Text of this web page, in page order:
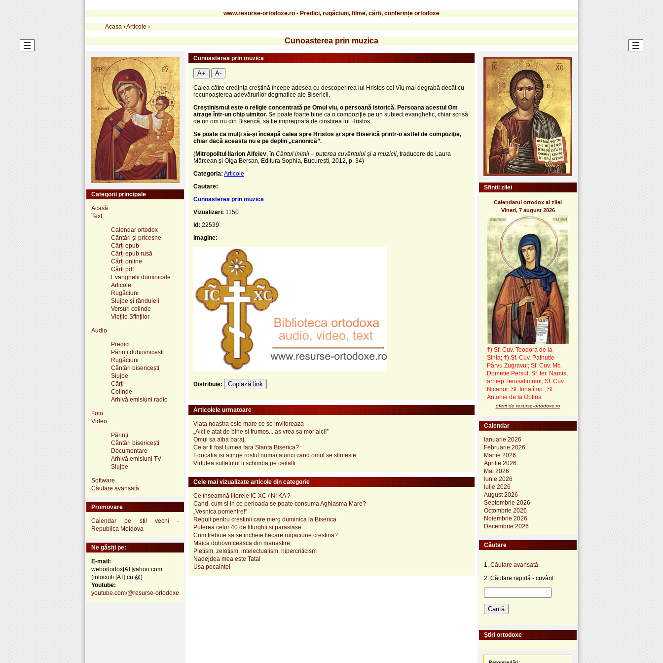
www.resurse-ortodoxe.ro - Predici, rugăciuni, filme, cărți, conferințe ortodoxe
Acasa ›Articole ›
Cunoasterea prin muzica
Cunoasterea prin muzica
A+ A-
Calea către credinţa creştină începe adesea cu descoperirea lui Hristos cel Viu mai degrabă decât cu
recunoaşterea adevărurilor dogmatice ale Bisericii.
Creştinismul este o religie concentrată pe Omul viu, o persoană istorică. Persoana acestui Om
atrage într-un chip uimitor. Se poate foarte bine ca o compoziţie pe un subiect evanghelic, chiar scrisă
de un om nu din Biserică, să fie impregnată de cinstirea lui Hristos.
Se poate ca mulţi să-şi înceapă calea spre Hristos şi spre Biserică printr-o astfel de compoziţie,
chiar dacă aceasta nu e pe deplin „canonică”.
(Mitropolitul Ilarion Alfeiev , în Cântul inimii – puterea cuvântului şi a muzicii , traducere de Laura
Mărcean și Olga Bersan, Editura Sophia, Bucureşti, 2012, p. 34)
Categoria: Articole
Cautare:
Cunoasterea prin muzica
Vizualizari: 1150
Id: 22539
Imagine:
Distribuie: Copiază link
Articolele urmatoare
Viata noastra este mare ce se inviforeaza
„Aici e atat de bine si frumos... as vrea sa mor aici!”
Omul sa aiba baraj
Ce ar fi fost lumea fara Sfanta Biserica?
Educatia isi atinge rostul numai atunci cand omul se sfinteste
Virtutea sufletului ii schimba pe ceilalti
Cele mai vizualizate articole din categorie
Ce înseamnă literele IC XC / NI KA ?
Cand, cum si in ce perioada se poate consuma Aghiasma Mare?
„Vesnica pomenire!”
Reguli pentru crestinii care merg duminica la Biserica
Puterea celor 40 de liturghii si parastase
Cum trebuie sa se incheie fiecare rugaciune crestina?
Maica duhovniceasca din manastire
Pietism, zelotism, intelectualism, hipercriticism
Nadejdea mea este Tatal
Usa pocaintei
Categorii principale
Acasă
Text
Calendar ortodox
Cântări și pricesne
Cărți epub
Cărți epub rusă
Cărți online
Cărți pdf
Evanghelii duminicale
Articole
Rugăciuni
Slujbe și rânduieli
Versuri colinde
Viețile Sfinților
Audio
Predici
Părinți duhovnicești
Rugăciuni
Cântări bisericești
Slujbe
Cărți
Colinde
Arhivă emisiuni radio
Foto
Video
Părinți
Cântări bisericești
Documentare
Arhivă emisiuni TV
Slujbe
Software
Căutare avansată
Promovare
Calendar pe stil vechi -
Republica Moldova
Ne găsiți pe:
E-mail:
webortodox[AT]yahoo.com
(inlocuiti [AT] cu @)
Youtube:
youtube.com/@resurse-ortodoxe
Sfinții zilei
Calendarul ortodox al zilei
Vineri, 7 august 2026
†) Sf. Cuv. Teodora de la
Sihla; †) Sf. Cuv. Pafnutie -
Pârvu Zugravul ; Sf. Cuv. Mc.
Dometie Persul; Sf. Ier. Narcis,
arhiep. Ierusalimului; Sf. Cuv.
Nicanor; Sf. Irina împ.; Sf.
Antonie de la Optina
oferit de resurse-ortodoxe.ro
Calendar
Ianuarie 2026
Februarie 2026
Martie 2026
Aprilie 2026
Mai 2026
Iunie 2026
Iulie 2026
August 2026
Septembrie 2026
Octombrie 2026
Noiembrie 2026
Decembrie 2026
Căutare
1. Căutare avansată
2. Căutare rapidă - cuvânt:
Știri ortodoxe